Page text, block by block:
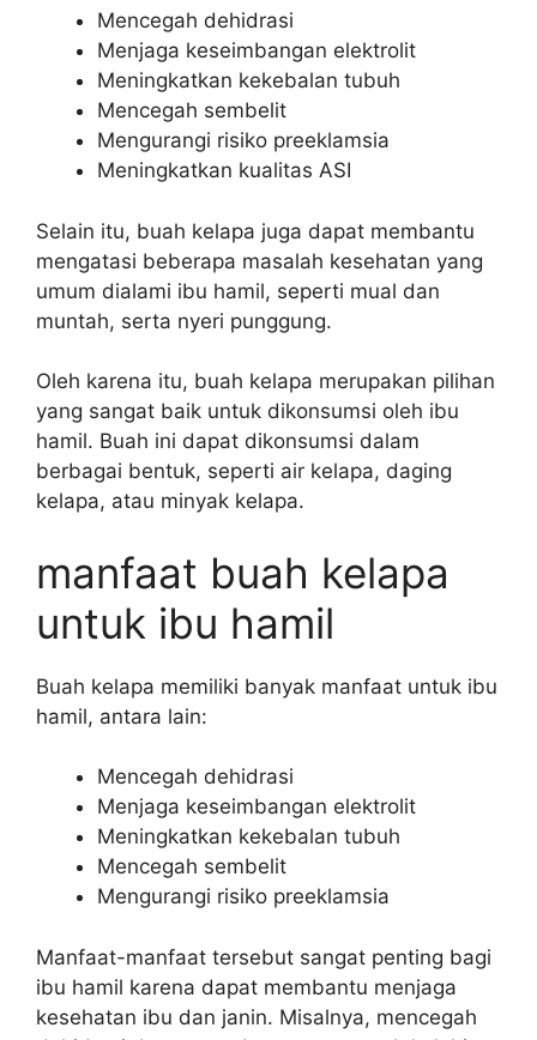
Mencegah dehidrasi
Menjaga keseimbangan elektrolit
Meningkatkan kekebalan tubuh
Mencegah sembelit
Mengurangi risiko preeklamsia
Meningkatkan kualitas ASI
Selain itu, buah kelapa juga dapat membantu
mengatasi beberapa masalah kesehatan yang
umum dialami ibu hamil, seperti mual dan
muntah, serta nyeri punggung.
Oleh karena itu, buah kelapa merupakan pilihan
yang sangat baik untuk dikonsumsi oleh ibu
hamil. Buah ini dapat dikonsumsi dalam
berbagai bentuk, seperti air kelapa, daging
kelapa, atau minyak kelapa.
manfaat buah kelapa
untuk ibu hamil
Buah kelapa memiliki banyak manfaat untuk ibu
hamil, antara lain:
Mencegah dehidrasi
Menjaga keseimbangan elektrolit
Meningkatkan kekebalan tubuh
Mencegah sembelit
Mengurangi risiko preeklamsia
Manfaat-manfaat tersebut sangat penting bagi
ibu hamil karena dapat membantu menjaga
kesehatan ibu dan janin. Misalnya, mencegah